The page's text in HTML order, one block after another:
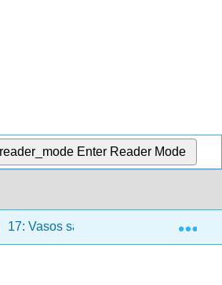
Enter Reader Mode
17: Vasos sanguíneos y Circulación